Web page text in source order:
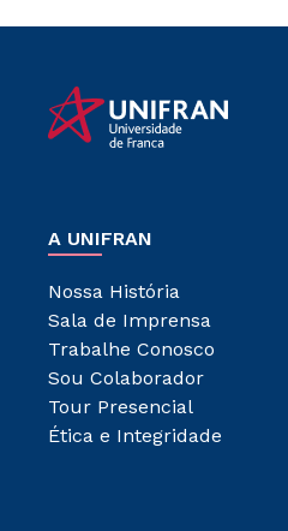
A UNIFRAN
Nossa História
Sala de Imprensa
Trabalhe Conosco
Sou Colaborador
Tour Presencial
Ética e Integridade